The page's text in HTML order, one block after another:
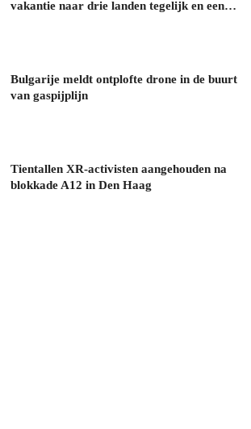
vakantie naar drie landen tegelijk en een…
Bulgarije meldt ontplofte drone in de buurt
van gaspijplijn
Tientallen XR-activisten aangehouden na
blokkade A12 in Den Haag